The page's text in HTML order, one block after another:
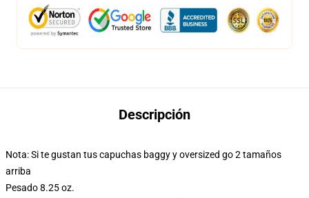
Descripción
Nota: Si te gustan tus capuchas baggy y oversized go 2 tamaños
arriba
Pesado 8.25 oz.